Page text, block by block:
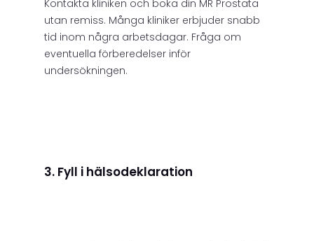
Kontakta kliniken och boka din MR Prostata
utan remiss. Många kliniker erbjuder snabb
tid inom några arbetsdagar. Fråga om
eventuella förberedelser inför
undersökningen.
3. Fyll i hälsodeklaration